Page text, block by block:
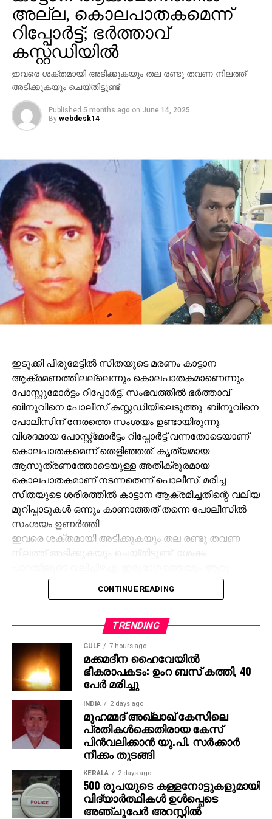
സ്ഥിതിയിലാണ് ഇപ്പോൾ ഉള്ളതെന്നും നിഷാദ്
വെളിപ്പെടുത്തി.
തട്ടിപ്പിനിരയായവരിൽ കൂടുതൽ പേർക്കും ക്രൂയിസ്
ഷിപ്പ് ക്രൂ ജോയിനിങ് വിസിറ്റ് വിസയാണ് നൽകിയത്.
12,000 രൂപ മാത്രം ഫീസ് ഉള്ള വിസക്ക് പോലും
പത്തും,പന്ത്രണ്ടും ലക്ഷമാണ് വാങ്ങിയത്. തട്ടിപ്പ്
നടത്തിയ കേസിൽ എറണാകുളം നോർത്ത് പൊലീസ്
നേരത്തെ ചിഞ്ചുവിനെ അറസ്റ്റ് ചെയ്തിട്ടുണ്ട്. നിലവിൽ
കസ്റ്റഡിയിലുള്ള ചിഞ്ചുവിനെ പൊലീസ് ചോദ്യം
അല്ല, കൊലപാതകമെന്ന്
റിപ്പോർട്ട്; ഭർത്താവ്
കസ്റ്റഡിയിൽ
ഇവരെ ശക്തമായി അടിക്കുകയും തല രണ്ടു തവണ നിലത്ത്
അടിക്കുകയും ചെയ്തിട്ടുണ്ട്
Published 5 months ago on June 14, 2025
By webdesk14
ഇടുക്കി പീരുമേട്ടിൽ സീതയുടെ മരണം കാട്ടാന
ആക്രമണത്തിലല്ലെന്നും കൊലപാതകമാണെന്നും
പോസ്റ്റുമോർട്ടം റിപ്പോർട്ട്. സംഭവത്തിൽ ഭർത്താവ്
ബിനുവിനെ പോലീസ് കസ്റ്റഡിയിലെടുത്തു. ബിനുവിനെ
പോലീസിന് നേരത്തെ സംശയം ഉണ്ടായിരുന്നു.
വിശദമായ പോസ്റ്റ്മോർട്ടം റിപ്പോർട്ട് വന്നതോടെയാണ്
കൊലപാതകമെന്ന് തെളിഞ്ഞത്. കൃത്യമായ
ആസൂത്രണത്തോടെയുള്ള അതിക്രൂരമായ
കൊലപാതകമാണ് നടന്നതെന്ന് പൊലീസ്. മരിച്ച
സീതയുടെ ശരീരത്തിൽ കാട്ടാന ആക്രമിച്ചതിന്റെ വലിയ
മുറിപ്പാടുകൾ ഒന്നും കാണാത്തത് തന്നെ പോലീസിൽ
സംശയം ഉണർത്തി.
ഇവരെ ശക്തമായി അടിക്കുകയും തല രണ്ടു തവണ
വാരിയെല്ലുകൾക്ക് പരിക്കുണ്ട്. മൂന്ന് വാരിയല്ലുകൾ
ശ്വാസകോശത്തിലേക്ക് തറച്ച് കയറിയെന്നും
CONTINUE READING
TRENDING
GULF 7 hours ago
മക്കമദീന ഹൈവേയില്‍
ഭീകരാപകടം: ഉംറ ബസ് കത്തി, 40
പേര്‍ മരിച്ചു
INDIA 2 days ago
മുഹമ്മദ് അഖ്‌ലാഖ് കേസിലെ
പ്രതികള്‍ക്കെതിരായ കേസ്
പിന്‍വലിക്കാന്‍ യു.പി. സര്‍ക്കാര്‍
നീക്കം തുടങ്ങി
KERALA 2 days ago
500 രൂപയുടെ കള്ളനോട്ടുകളുമായി
വിദ്യാര്‍ത്ഥികള്‍ ഉള്‍പ്പെടെ
അഞ്ചുപേര്‍ അറസ്റ്റില്‍